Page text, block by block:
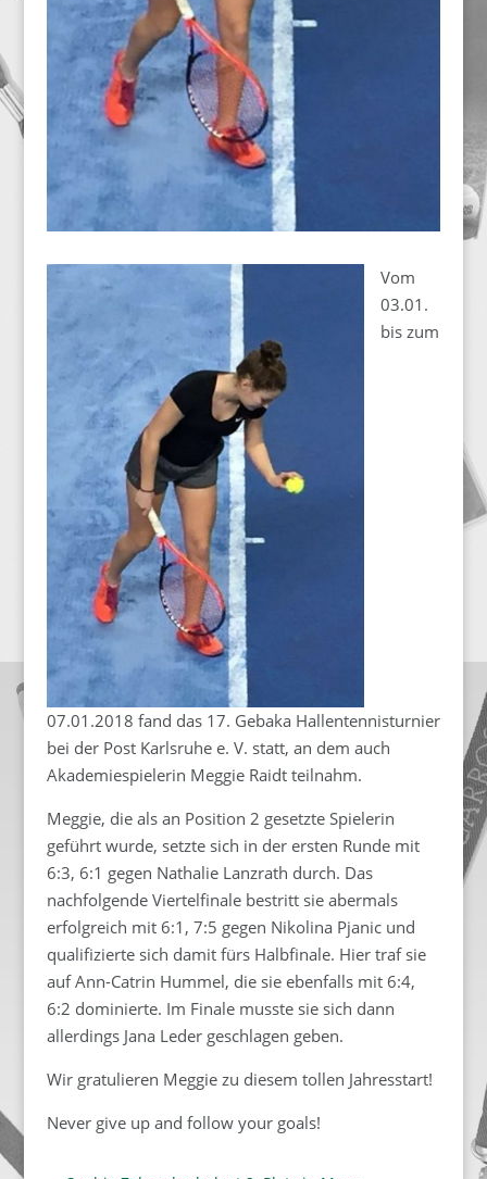
Vom
03.01.
bis zum
07.01.2018 fand das 17. Gebaka Hallentennisturnier
bei der Post Karlsruhe e. V. statt, an dem auch
Akademiespielerin Meggie Raidt teilnahm.
Meggie, die als an Position 2 gesetzte Spielerin
geführt wurde, setzte sich in der ersten Runde mit
6:3, 6:1 gegen Nathalie Lanzrath durch. Das
nachfolgende Viertelfinale bestritt sie abermals
erfolgreich mit 6:1, 7:5 gegen Nikolina Pjanic und
qualifizierte sich damit fürs Halbfinale. Hier traf sie
auf Ann-Catrin Hummel, die sie ebenfalls mit 6:4,
6:2 dominierte. Im Finale musste sie sich dann
allerdings Jana Leder geschlagen geben.
Wir gratulieren Meggie zu diesem tollen Jahresstart!
Never give up and follow your goals!